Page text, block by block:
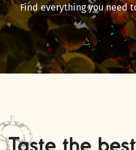
Find everything you need